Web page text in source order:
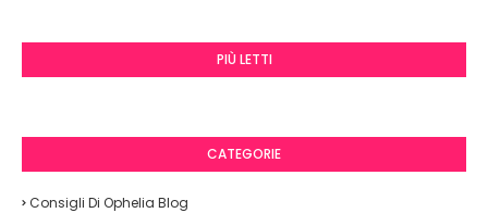
PIÙ LETTI
CATEGORIE
Consigli Di Ophelia Blog